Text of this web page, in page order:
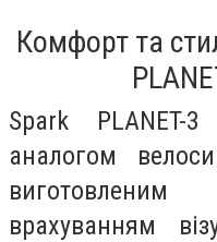
Комфорт та
Spark PLANET-
аналогом
врахуванням